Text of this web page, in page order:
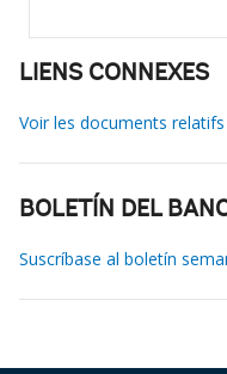
LIENS CONNEXES
Voir les documents
BOLETÍN DEL
Suscríbase al boletín